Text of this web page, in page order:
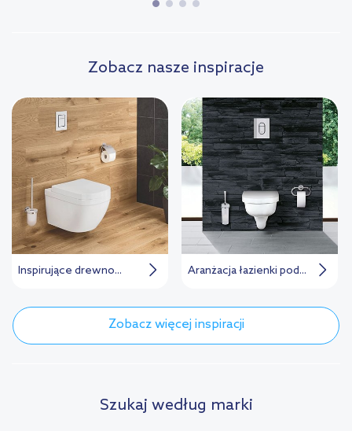
Zobacz nasze inspiracje
Inspirujące drewno... Aranżacja łazienki pod...
Zobacz więcej inspiracji
Szukaj według marki